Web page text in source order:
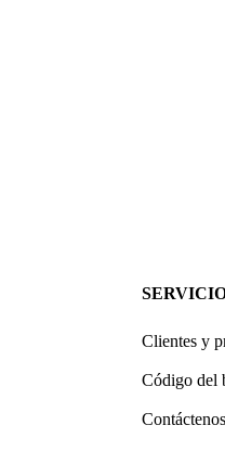
Clientes y
Código del
Contáctenos